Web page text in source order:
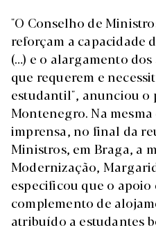
"O Conselho de
reforçam a capacidade
(…) e o alargamento
que requerem e
estudantil", anunciou
Montenegro. Na
imprensa, no final da
Ministros, em Braga, a
Modernização,
especificou que o
complemento de
atribuído a estudantes